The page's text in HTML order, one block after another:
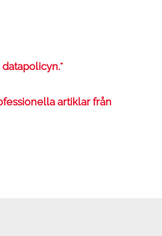
*
artiklar från